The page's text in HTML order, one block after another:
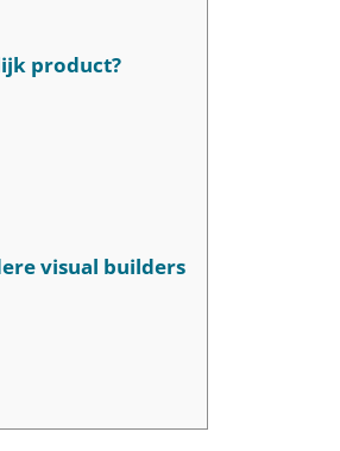
product?
visual builders